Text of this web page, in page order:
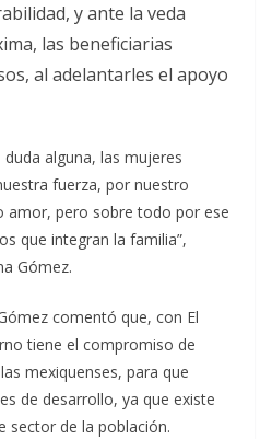
y ante la veda
las beneficiarias
al adelantarles el apoyo
alguna, las mujeres
fuerza, por nuestro
amor, pero sobre todo por ese
que integran la familia”,
Gómez.
comentó que, con El
tiene el compromiso de
mexiquenses, para que
de desarrollo, ya que existe
sector de la población.